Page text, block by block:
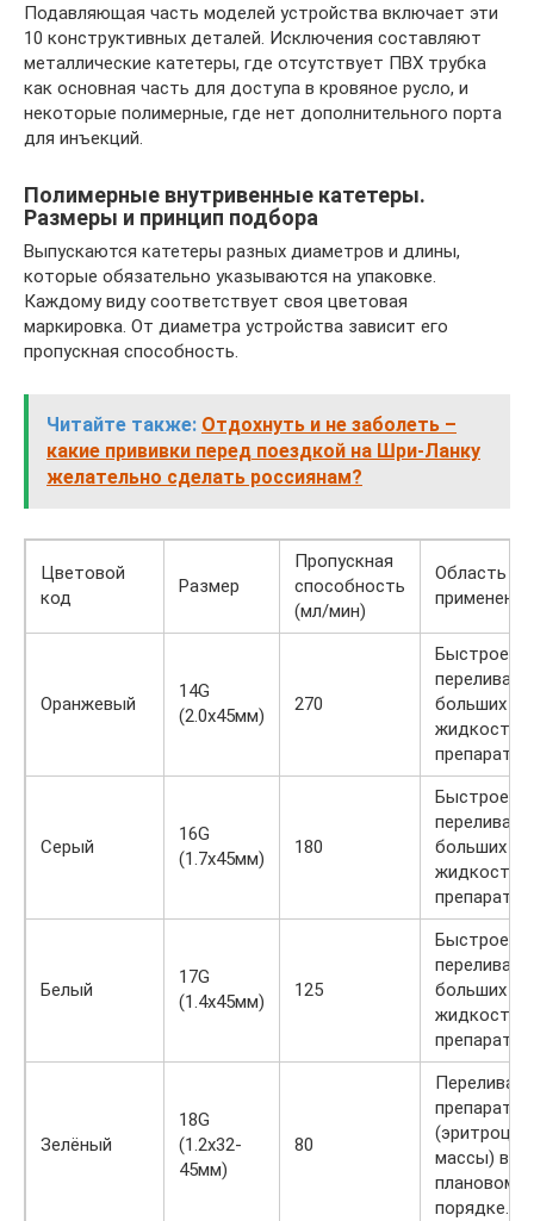
Подавляющая часть моделей устройства включает эти
10 конструктивных деталей. Исключения составляют
металлические катетеры, где отсутствует ПВХ трубка
как основная часть для доступа в кровяное русло, и
некоторые полимерные, где нет дополнительного порта
для инъекций.
Полимерные внутривенные катетеры.
Размеры и принцип подбора
Выпускаются катетеры разных диаметров и длины,
которые обязательно указываются на упаковке.
Каждому виду соответствует своя цветовая
маркировка. От диаметра устройства зависит его
пропускная способность.
Читайте также: Отдохнуть и не заболеть –
какие прививки перед поездкой на Шри-Ланку
желательно сделать россиянам?
Цветовой
код
Размер
Пропускная
способность
(мл/мин)
Область
применения
Оранжевый
14G
(2.0х45мм)
270
Быстрое
больших
жидкости
Серый
16G
(1.7х45мм)
180
Быстрое
больших
жидкости
Белый
17G
(1.4х45мм)
125
Быстрое
больших
жидкости
Зелёный
18G
(1.2х32-
45мм)
80
массы) в
плановом
порядке.